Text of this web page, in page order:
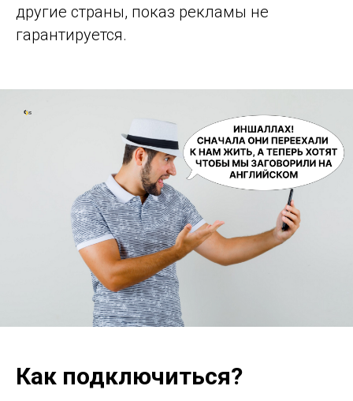
другие страны, показ рекламы не
гарантируется.
Как подключиться?